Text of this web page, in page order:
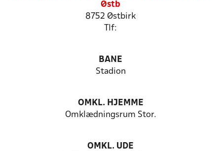
Østb
8752 Østbirk
Tlf:
BANE
Stadion
OMKL. HJEMME
Omklædningsrum Stor.
OMKL. UDE